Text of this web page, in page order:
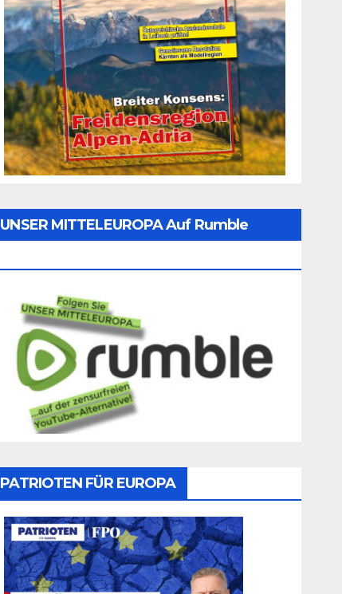
UNSER MITTELEUROPA Auf Rumble
PATRIOTEN FÜR EUROPA